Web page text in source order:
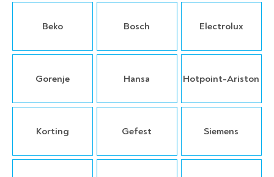
Beko Bosch Electrolux
Gorenje Hansa Hotpoint-Ariston
Korting Gefest Siemens